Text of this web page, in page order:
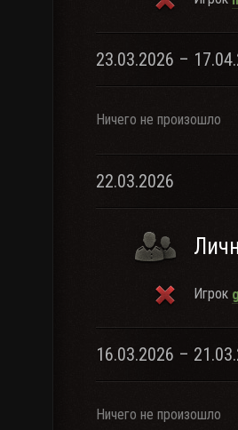
23.03.2026 –
Ничего не произошло
22.03.2026
Игрок
16.03.2026 –
Ничего не произошло